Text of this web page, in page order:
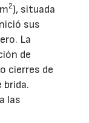
2), situada
sus
La
de
cierres de
brida.
las